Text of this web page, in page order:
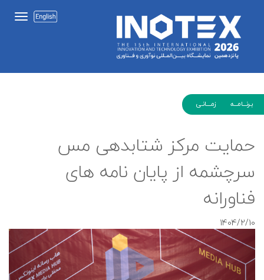
بـرنـــامـــه زمــــانـی
حمایت مرکز شتابدهی مس
سرچشمه از پایان نامه های
فناورانه
1404/2/10